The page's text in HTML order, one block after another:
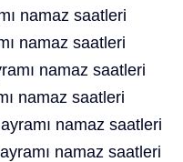
namaz saatleri
namaz saatleri
namaz saatleri
namaz saatleri
namaz saatleri
namaz saatleri